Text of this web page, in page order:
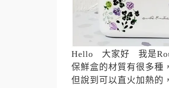
Hello 大家好 我是
保鮮盒的材質有很多種
但說到可以直火加熱的